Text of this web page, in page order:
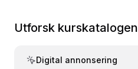
Utforsk kurskatalogen
Digital annonsering